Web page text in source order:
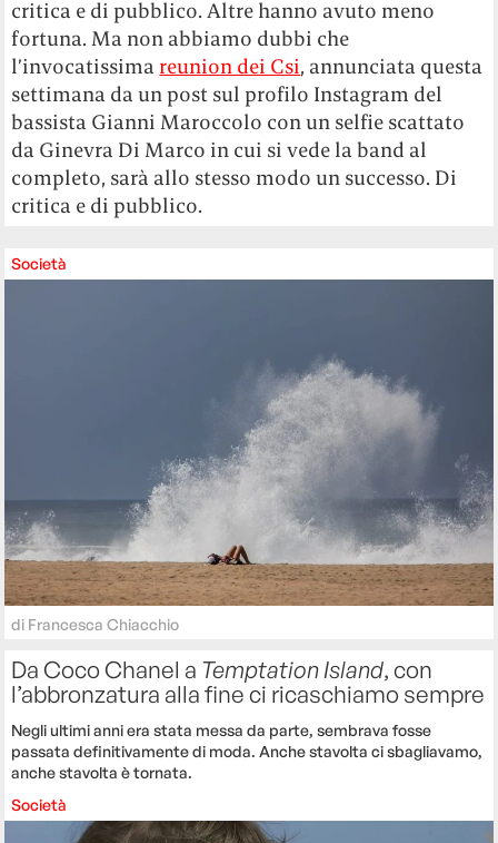
critica e di pubblico. Altre hanno avuto meno
fortuna. Ma non abbiamo dubbi che
l’invocatissima reunion dei Csi, annunciata questa
settimana da un post sul profilo Instagram del
bassista Gianni Maroccolo con un selfie scattato
da Ginevra Di Marco in cui si vede la band al
completo, sarà allo stesso modo un successo. Di
critica e di pubblico.
Società
di Francesca Chiacchio
Da Coco Chanel a Temptation Island, con
l’abbronzatura alla fine ci ricaschiamo sempre
Negli ultimi anni era stata messa da parte, sembrava fosse
passata definitivamente di moda. Anche stavolta ci sbagliavamo,
anche stavolta è tornata.
Società